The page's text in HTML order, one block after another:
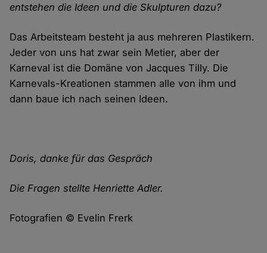
entstehen die Ideen und die Skulpturen dazu?
Das Arbeitsteam besteht ja aus mehreren Plastikern.
Jeder von uns hat zwar sein Metier, aber der
Karneval ist die Domäne von Jacques Tilly. Die
Karnevals-Kreationen stammen alle von ihm und
dann baue ich nach seinen Ideen.
Doris, danke für das Gespräch
Die Fragen stellte Henriette Adler.
Fotografien © Evelin Frerk